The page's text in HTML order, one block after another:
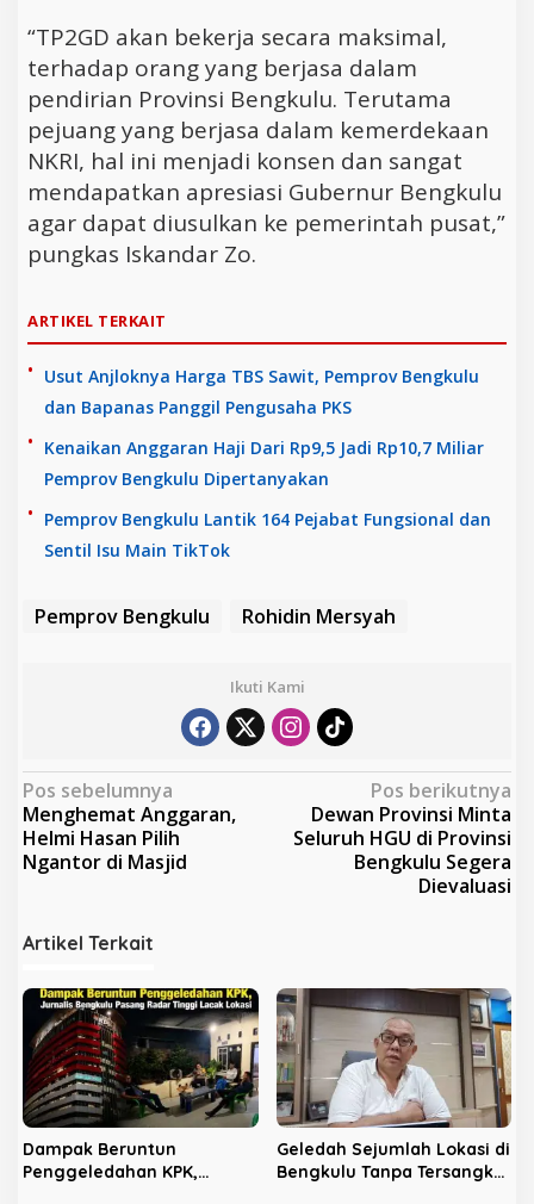
“TP2GD akan bekerja secara maksimal,
terhadap orang yang berjasa dalam
pendirian Provinsi Bengkulu. Terutama
pejuang yang berjasa dalam kemerdekaan
NKRI, hal ini menjadi konsen dan sangat
mendapatkan apresiasi Gubernur Bengkulu
agar dapat diusulkan ke pemerintah pusat,”
pungkas Iskandar Zo.
ARTIKEL TERKAIT
Usut Anjloknya Harga TBS Sawit, Pemprov Bengkulu
dan Bapanas Panggil Pengusaha PKS
Kenaikan Anggaran Haji Dari Rp9,5 Jadi Rp10,7 Miliar
Pemprov Bengkulu Dipertanyakan
Pemprov Bengkulu Lantik 164 Pejabat Fungsional dan
Sentil Isu Main TikTok
Pemprov Bengkulu Rohidin Mersyah
Ikuti Kami
N
a
v
g
a
s
p
o
s
Pos sebelumnya
Menghemat Anggaran,
Helmi Hasan Pilih
Ngantor di Masjid
Pos berikutnya
Dewan Provinsi Minta
Seluruh HGU di Provinsi
Bengkulu Segera
Dievaluasi
Artikel Terkait
Dampak Beruntun
Penggeledahan KPK,
Geledah Sejumlah Lokasi di
Bengkulu Tanpa Tersangka,